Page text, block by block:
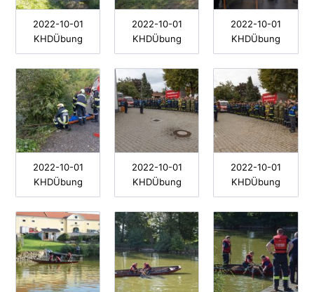
2022-10-01
KHDÜbung
2022-10-01
KHDÜbung
2022-10-01
KHDÜbung
2022-10-01
KHDÜbung
2022-10-01
KHDÜbung
2022-10-01
KHDÜbung